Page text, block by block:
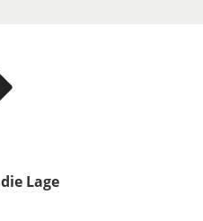
die Lage